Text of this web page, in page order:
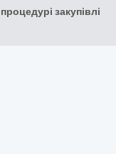
закупівлі